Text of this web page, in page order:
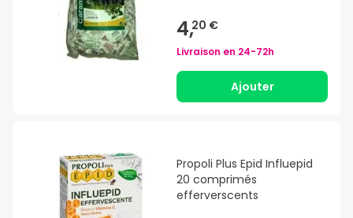
4,20 €
Livraison en 24-72h
Ajouter
Propoli Plus Epid Influepid
20 comprimés
efferverscents